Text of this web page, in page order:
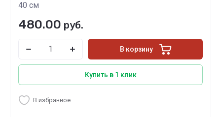
40 см
480.00 руб.
В корзину
Купить в 1 клик
В избранное